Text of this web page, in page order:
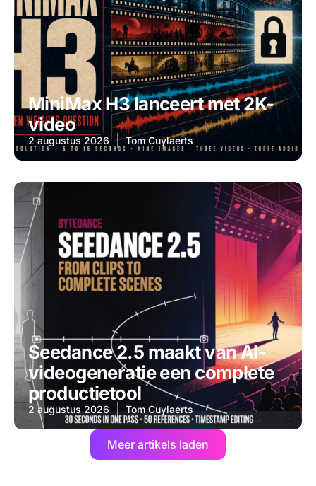
MiniMax H3 lanceert met 2K-
video
2 augustus 2026 Tom Cuylaerts
Seedance 2.5 maakt van AI-
videogeneratie een complete
productietool
2 augustus 2026 Tom Cuylaerts
Meer artikels laden